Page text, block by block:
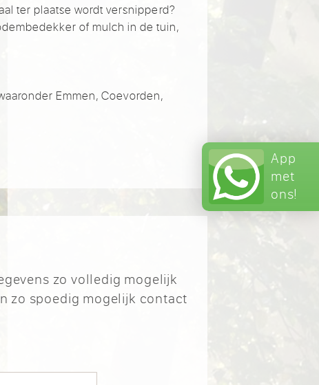
App
met
ons!
ter plaatse wordt versnipperd?
of mulch in de tuin,
Emmen, Coevorden,
zo volledig mogelijk
zo spoedig mogelijk contact